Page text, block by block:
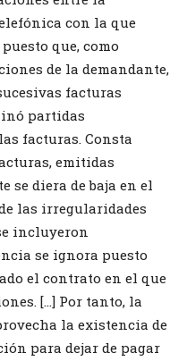
con la que
que, como
de la demandante,
facturas
partidas
facturas. Consta
emitidas
se diera de baja en el
las irregularidades
incluyeron
se ignora puesto
el contrato en el que
[…] Por tanto, la
la existencia de
para dejar de pagar